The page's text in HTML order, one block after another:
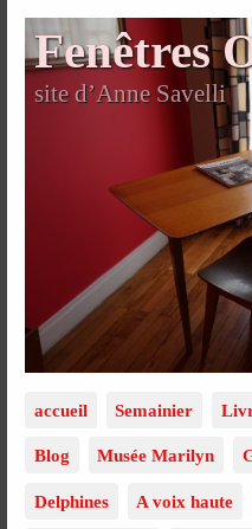
Fenêtres
site d’Anne Savelli
accueil Semainier
Blog Musée Marilyn
Delphines A voix haute